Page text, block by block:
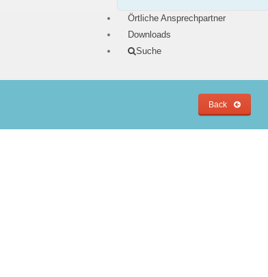
Örtliche Ansprechpartner
Downloads
Suche
Back